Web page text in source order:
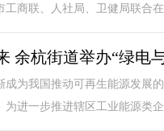
商联、人社局、卫健局联合
余杭街道举办“绿电
成为我国推动可再生能源发展
进一步推进辖区工业能源类